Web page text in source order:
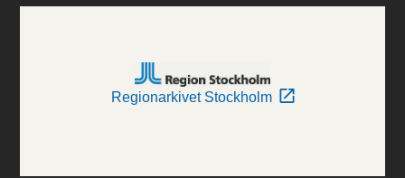
Regionarkivet Stockholm